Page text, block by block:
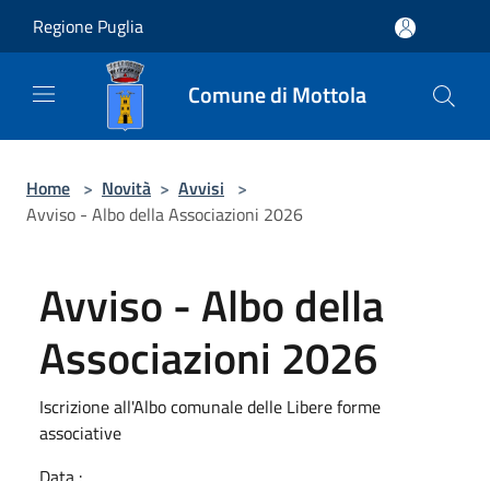
Regione Puglia
Comune di Mottola
Home > Novità > Avvisi >
Avviso - Albo della Associazioni 2026
Avviso - Albo della
Associazioni 2026
Iscrizione all'Albo comunale delle Libere forme
associative